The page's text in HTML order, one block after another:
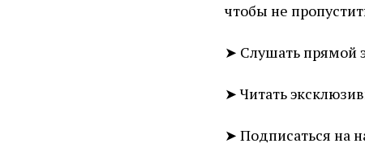
чтобы не
➤ Слушать прямой
➤ Читать
➤ Подписаться на